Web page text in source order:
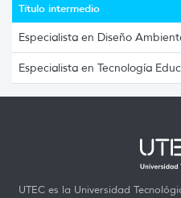
Título intermedio
Especialista en Diseño
Especialista en Tecnología
UTEC es la Universidad